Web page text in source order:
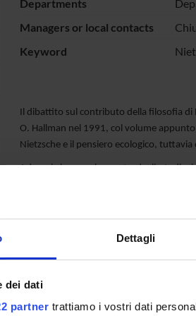
Dettagli
dei dati
partner trattiamo i vostri dati
Departments
Managers or local contacts
Keyword
Il dibattito sul contributo della filosofia
O. Hallman nel 1991, col volume
Nietzsche e il pensiero ecologico,
Ad oggi, la maggior parte degli
ha l’ambizione di dimostrare
orientare il nostro agire quotidiano in
della filosofia, quali storia della filosofia,
progetto mira a dimostrare come
PROJECT PARTICIPANTS